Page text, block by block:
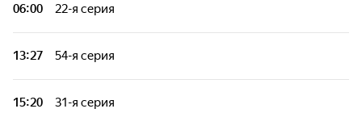
06:00 22-я серия
Особенность практик заключается в комплексной
"здорового духа" рождается "здоровое тело".
13:27 54-я серия
Особенность практик заключается в комплексной
"здорового духа" рождается "здоровое тело".
15:20 31-я серия